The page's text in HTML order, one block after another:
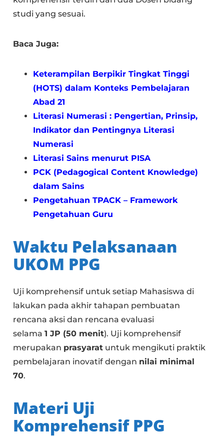
studi yang sesuai.
Baca Juga:
Keterampilan Berpikir Tingkat Tinggi
(HOTS) dalam Konteks Pembelajaran
Abad 21
Literasi Numerasi : Pengertian, Prinsip,
Indikator dan Pentingnya Literasi
Numerasi
Literasi Sains menurut PISA
PCK (Pedagogical Content Knowledge)
dalam Sains
Pengetahuan TPACK – Framework
Pengetahuan Guru
Waktu Pelaksanaan
UKOM PPG
Uji komprehensif untuk setiap Mahasiswa di
lakukan pada akhir tahapan pembuatan
rencana aksi dan rencana evaluasi
selama1 JP (50 menit). Uji komprehensif
merupakan prasyarat untuk mengikuti praktik
pembelajaran inovatif dengan nilai minimal
70.
Materi Uji
Komprehensif PPG